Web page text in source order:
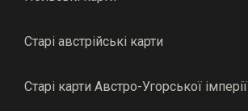
Старі австрійські карти
Старі карти Австро-Угорської імперії